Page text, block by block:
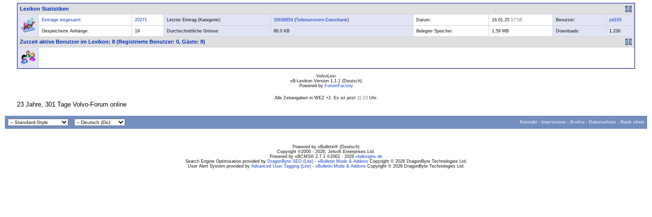
Lexikon Statistiken
Einträge insgesamt: 20271 Letzter Eintrag (Kategorie): 30636854 (Teilenummern-Datenbank) Datum: 16.01.25 17:58 Benutzer: pd193
Gespeicherte Anhänge: 19 Durchschnittliche Grösse: 86,0 KB Belegter Speicher: 1,59 MB Downloads: 1.230
Zurzeit aktive Benutzer im Lexikon: 8 (Registrierte Benutzer: 0, Gäste: 8)
VolvoLexi
vB-Lexikon Version 1.1.1 (Deutsch)
Powered by ForumFactory
Alle Zeitangaben in WEZ +2. Es ist jetzt 11:23Uhr.
23 Jahre, 301 Tage Volvo-Forum online
Kontakt - Impressum - Archiv - Datenschutz - Nach oben
Powered by vBulletin® (Deutsch)
Copyright ©2000 - 2026, Jelsoft Enterprises Ltd.
Powered by vBCMS® 2.7.1 ©2002 - 2026 vbdesigns.de
Search Engine Optimisation provided by DragonByte SEO (Lite)- vBulletin Mods & AddonsCopyright © 2026 DragonByte Technologies Ltd.
User Alert System provided by Advanced User Tagging (Lite)- vBulletin Mods & AddonsCopyright © 2026 DragonByte Technologies Ltd.